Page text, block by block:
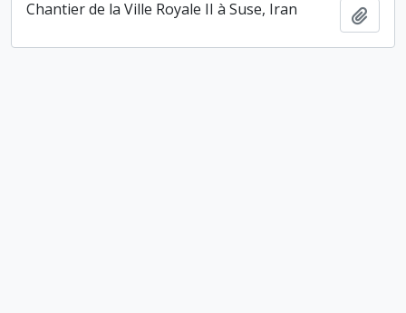
Chantier de la Ville Royale II à Suse, Iran